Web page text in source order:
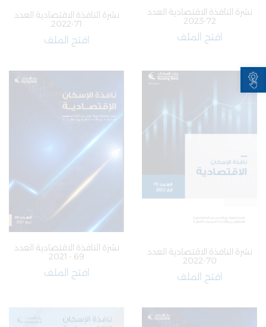
Open toolbar
نشرة النافذة الاقتصادية العدد
72-2023
افتح الملف
نشرة النافذة الاقتصادية العدد
71-2022
افتح الملف
نشرة النافذة الاقتصادية العدد
70-2022
افتح الملف
​نشرة النافذة الاقتصادية العدد
69 - 2021
افتح الملف